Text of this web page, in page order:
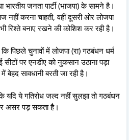
जनता पार्टी (भाजपा) के सामने है।
नहीं करना चाहती, वहीं दूसरी ओर लोजपा
रिश्ते बनाए रखने की कोशिश कर रही है।
पिछले चुनावों में लोजपा (रा) गठबंधन धर्म
पर एनडीए को नुकसान उठाना पड़ा
सावधानी बरती जा रही है।
यदि ये गतिरोध जल्द नहीं सुलझा तो गठबंधन
असर पड़ सकता है।